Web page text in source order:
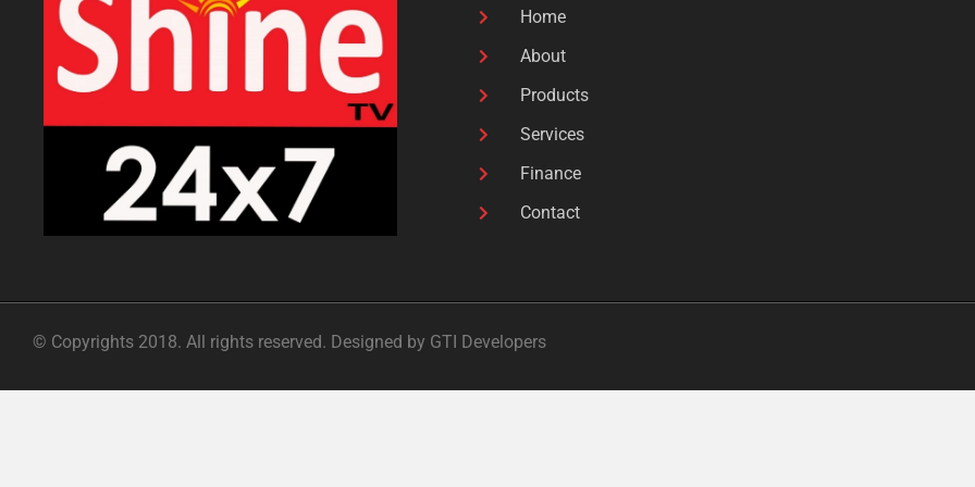
Home
About
Products
Services
Finance
Contact
© Copyrights 2018. All rights reserved. Designed by GTI Developers